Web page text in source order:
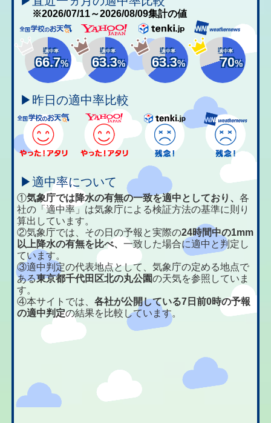
※2026/07/11～2026/08/09集計の値
適中率
66.7%
適中率
63.3%
適中率
63.3%
適中率
70%
▶昨日の適中率比較
▶適中率について
①気象庁では降水の有無の一致を適中としており、各
社の「適中率」は気象庁による検証方法の基準に則り
算出しています。
②気象庁では、その日の予報と実際の24時間中の1mm
以上降水の有無を比べ、一致した場合に適中と判定し
ています。
③適中判定の代表地点として、気象庁の定める地点で
ある東京都千代田区北の丸公園の天気を参照していま
す。
④本サイトでは、各社が公開している7日前0時の予報
の適中判定の結果を比較しています。